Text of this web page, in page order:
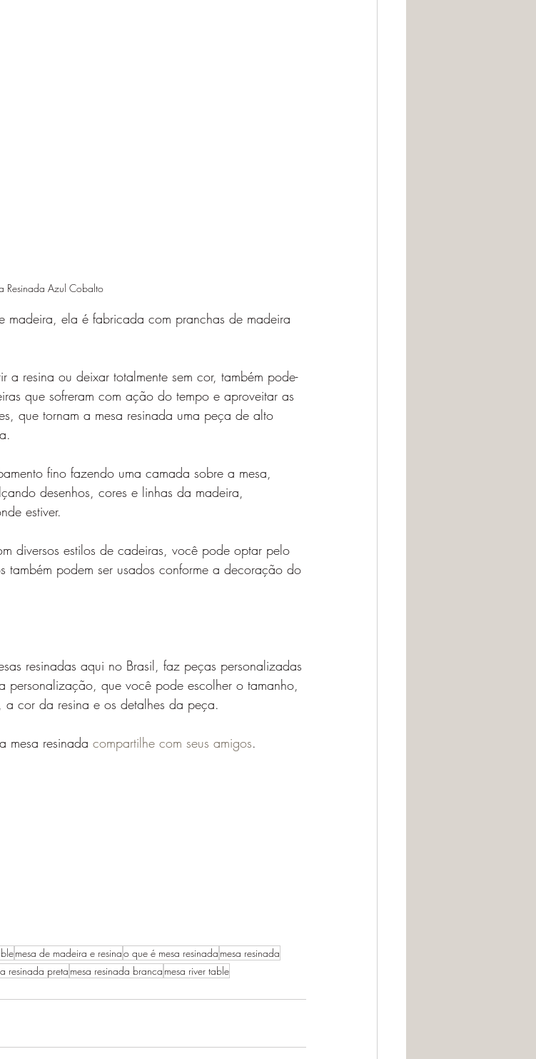
Resinada Azul Cobalto
madeira, ela é fabricada com pranchas de madeira
resina ou deixar totalmente sem cor, também pode-
que sofreram com ação do tempo e aproveitar as
que tornam a mesa resinada uma peça de alto
fino fazendo uma camada sobre a mesa,
desenhos, cores e linhas da madeira,
estiver.
diversos estilos de cadeiras, você pode optar pelo
também podem ser usados conforme a decoração do
resinadas aqui no Brasil, faz peças personalizadas
que você pode escolher o tamanho,
cor da resina e os detalhes da peça.
mesa resinada compartilhe com seus amigos.
mesa de madeira e resinao que é mesa resinada mesa resinada
resinada preta mesa resinada branca mesa river table